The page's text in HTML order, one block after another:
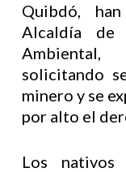
Quibdó,
Alcaldía
solicitando
minero y se
por alto el
Los